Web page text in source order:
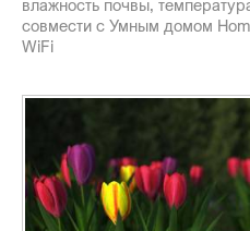
влажность почвы,
совмести с Умным домом
WiFi